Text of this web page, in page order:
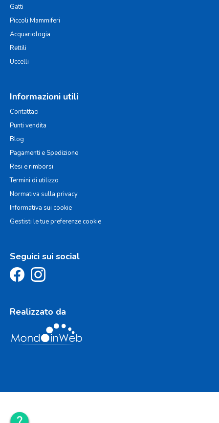
Gatti
Piccoli Mammiferi
Acquariologia
Rettili
Uccelli
Informazioni utili
Contattaci
Punti vendita
Blog
Pagamenti e Spedizione
Resi e rimborsi
Termini di utilizzo
Normativa sulla privacy
Informativa sui cookie
Gestisti le tue preferenze cookie
Seguici sui social
Realizzato da